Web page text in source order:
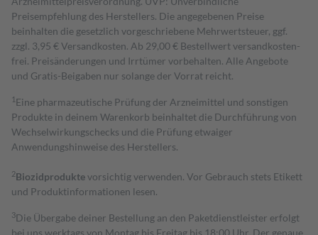
Preisempfehlung des Herstellers. Die angegebenen Preise
beinhalten die gesetzlich vorgeschriebene Mehrwertsteuer, ggf.
zzgl. 3,95 € Versandkosten. Ab 29,00 € Bestell­wert versand­kosten­
frei. Preisänderungen und Irrtümer vorbehalten. Alle Angebote
und Gratis-Beigaben nur solange der Vorrat reicht.
1 Eine pharmazeutische Prüfung der Arzneimittel und sonstigen
Produkte in deinem Warenkorb beinhaltet die Durchführung von
Wechselwirkungschecks und die Prüfung etwaiger
Anwendungshinweise des Herstellers.
2Biozidproduktevorsichtig verwenden. Vor Gebrauch stets Etikett
und Produktinformationen lesen.
3Die Übergabe deiner Bestellung an den Paketdienstleister erfolgt
bei uns werktags von Montag bis Freitag bis 18:00 Uhr. Der genaue